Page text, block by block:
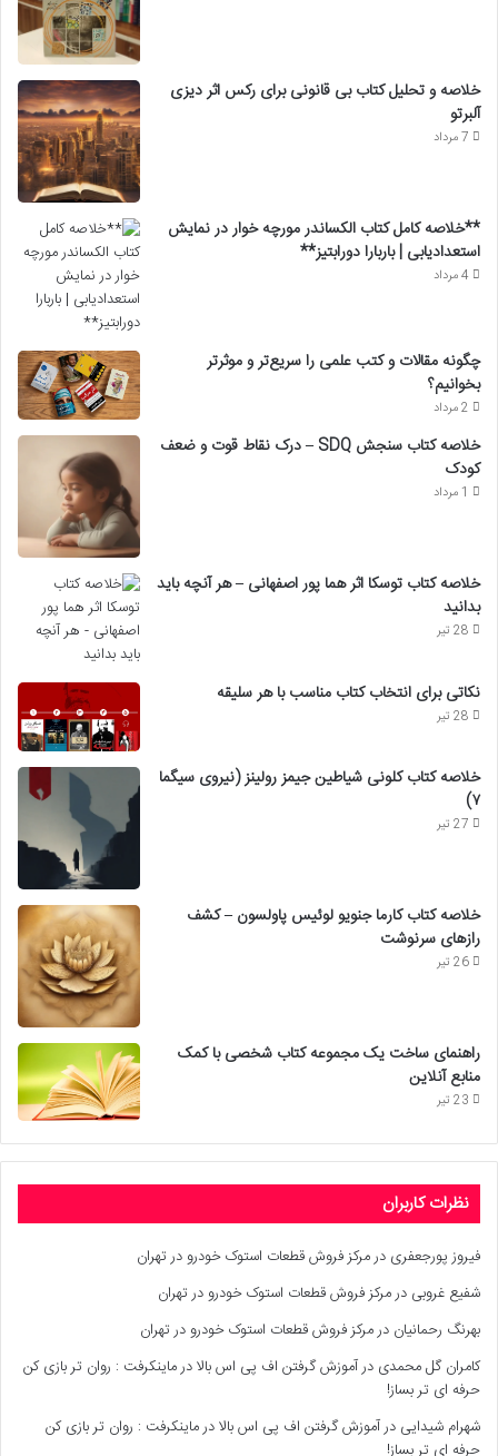
خلاصه و تحلیل کتاب بی قانونی برای رکس اثر دیزی
آلبرتو
7 مرداد
**خلاصه کامل کتاب الکساندر مورچه خوار در نمایش
استعدادیابی | باربارا دورابتیز**
4 مرداد
چگونه مقالات و کتب علمی را سریع‌تر و موثرتر
بخوانیم؟
2 مرداد
خلاصه کتاب سنجش SDQ – درک نقاط قوت و ضعف
کودک
1 مرداد
خلاصه کتاب توسکا اثر هما پور اصفهانی – هر آنچه باید
بدانید
28 تیر
نکاتی برای انتخاب کتاب مناسب با هر سلیقه
28 تیر
خلاصه کتاب کلونی شیاطین جیمز رولینز (نیروی سیگما
۷)
27 تیر
خلاصه کتاب کارما جنویو لوئیس پاولسون – کشف
رازهای سرنوشت
26 تیر
راهنمای ساخت یک مجموعه کتاب شخصی با کمک
منابع آنلاین
23 تیر
نظرات کاربران
فیروز پورجعفری درمرکز فروش قطعات استوک خودرو در تهران
شفیع غروبی درمرکز فروش قطعات استوک خودرو در تهران
بهرنگ رحمانیان درمرکز فروش قطعات استوک خودرو در تهران
کامران گل محمدی درآموزش گرفتن اف پی اس بالا در ماینکرفت : روان تر بازی کن
حرفه ای تر بساز!
شهرام شیدایی درآموزش گرفتن اف پی اس بالا در ماینکرفت : روان تر بازی کن
حرفه ای تر بساز!